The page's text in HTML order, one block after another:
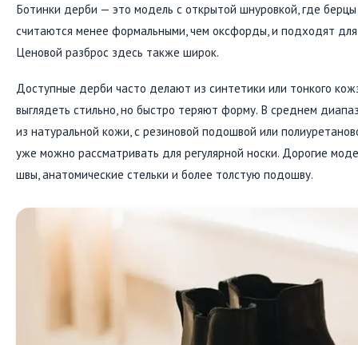
Ботинки дерби — это модель с открытой шнуровкой, где
считаются менее формальными, чем оксфорды, и подходят для
Ценовой разброс здесь также широк.
Доступные дерби часто делают из синтетики или тонкого
выглядеть стильно, но быстро теряют форму. В среднем
из натуральной кожи, с резиновой подошвой или
уже можно рассматривать для регулярной носки. Дорогие
швы, анатомические стельки и более толстую подошву.